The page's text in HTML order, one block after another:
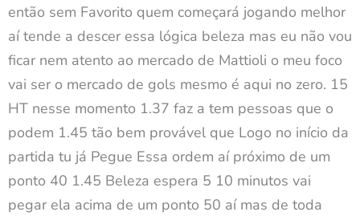
então sem Favorito quem começará jogando melhor
aí tende a descer essa lógica beleza mas eu não vou
ficar nem atento ao mercado de Mattioli o meu foco
vai ser o mercado de gols mesmo é aqui no zero. 15
HT nesse momento 1.37 faz a tem pessoas que o
podem 1.45 tão bem provável que Logo no início da
partida tu já Pegue Essa ordem aí próximo de um
ponto 40 1.45 Beleza espera 5 10 minutos vai
pegar ela acima de um ponto 50 aí mas de toda